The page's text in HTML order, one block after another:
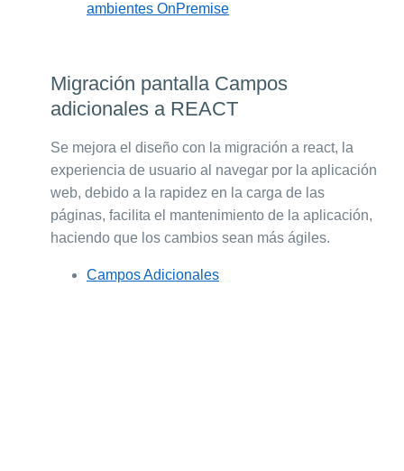
ambientes OnPremise
Migración pantalla Campos
adicionales a REACT
Se mejora el diseño con la migración a react, la
experiencia de usuario al navegar por la aplicación
web, debido a la rapidez en la carga de las
páginas, facilita el mantenimiento de la aplicación,
haciendo que los cambios sean más ágiles.
Campos Adicionales